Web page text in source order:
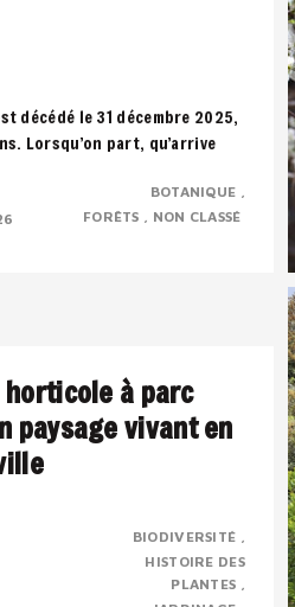
décédé le 31 décembre 2025,
Lorsqu’on part, qu’arrive
BOTANIQUE
FORÊTS
NON CLASSÉ
à parc
paysage vivant en
urbaine transformée en parc
BIODIVERSITÉ
HISTOIRE DES
PLANTES